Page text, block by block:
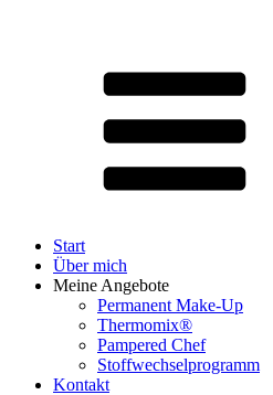
Start
Über mich
Meine Angebote
Permanent Make-Up
Thermomix®
Pampered Chef
Stoffwechselprogramm
Kontakt